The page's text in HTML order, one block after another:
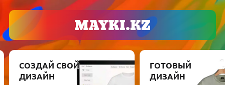
СОЗДАЙ СВОЙ
ДИЗАЙН
ГОТОВЫЙ
ДИЗАЙН